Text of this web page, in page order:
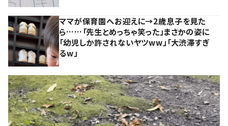
ママが保育園へお迎えに→2歳息子を見た
ら……「先生とめっちゃ笑った」まさかの姿に
「幼児しか許されないヤツww」「大渋滞すぎ
るw」